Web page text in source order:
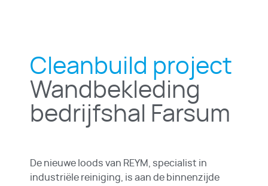
Cleanbuild project
Wandbekleding
bedrijfshal Farsum
De nieuwe loods van REYM, specialist in
industriële reiniging, is aan de binnenzijde